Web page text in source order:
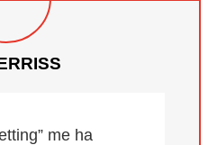
me ha